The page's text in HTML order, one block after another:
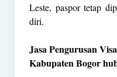
Leste, paspor tetap
diri.
Jasa Pengurusan
Kabupaten Bogor